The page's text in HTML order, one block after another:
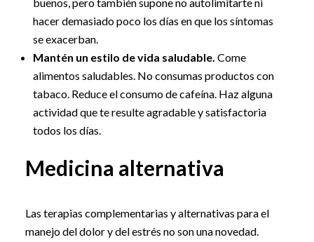
hacer demasiado poco los días en que los síntomas
se exacerban.
Mantén un estilo de vida saludable. Come
alimentos saludables. No consumas productos con
tabaco. Reduce el consumo de cafeína. Haz alguna
actividad que te resulte agradable y satisfactoria
todos los días.
Medicina alternativa
Las terapias complementarias y alternativas para el
manejo del dolor y del estrés no son una novedad.